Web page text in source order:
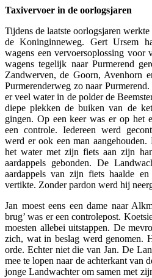
Taxivervoer in de oorlogsjaren
Tijdens de laatste oorlogsjaren
de Koninginneweg. Gert Ursem
wagens een vervoersoplossing
wagens tegelijk naar Purmerend
Zandwerven, de Goorn, Avenhorn
Purmerenderweg zo naar
er veel water in de polder de
diepe plekken de buiken van de
gingen. Op een keer was er op het
een controle. Iedereen werd
werd er ook een man
het water met zijn fiets aan zijn
aardappels gebonden. De
aardappels van zijn fiets haalde
vertikte. Zonder pardon werd hij
Jan moest eens een dame naar
brug’ was er een controlepost.
moesten allebei uitstappen. De
zich, wat in beslag werd genomen.
orde. Echter niet die van Jan. De
mee te lopen naar de achterkant van
jonge Landwachter om samen met